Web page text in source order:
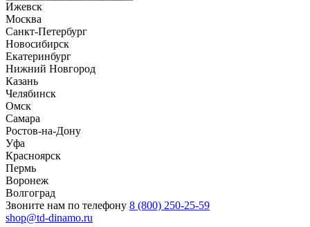
Ижевск
Москва
Санкт-Петербург
Новосибирск
Екатеринбург
Нижний Новгород
Казань
Челябинск
Омск
Самара
Ростов-на-Дону
Уфа
Красноярск
Пермь
Воронеж
Волгоград
Звоните нам по телефону 8 (800) 250-25-59
shop@td-dinamo.ru